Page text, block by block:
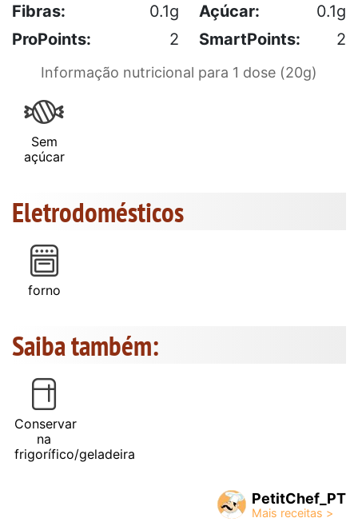
Fibras:
0.1g Açúcar:
0.1g
ProPoints:
2 SmartPoints: 2
Informação nutricional para 1 dose (20g)
Sem
açúcar
Eletrodomésticos
forno
Saiba também:
Conservar
na
frigorífico/geladeira
PetitChef_PT